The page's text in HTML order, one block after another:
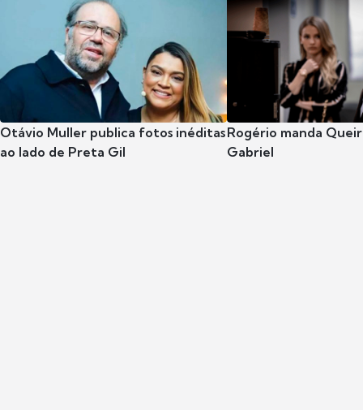
Otávio Muller publica fotos inéditas
ao lado de Preta Gil
Rogério manda
Gabriel